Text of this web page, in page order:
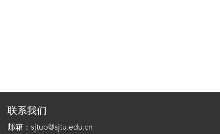
联系我们
邮箱：sjtup@sjtu.edu.cn